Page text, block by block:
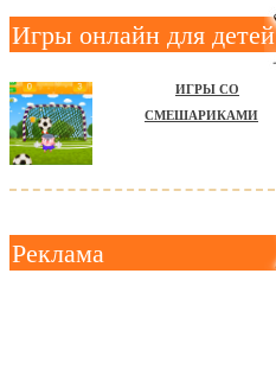
Игры онлайн для детей
ИГРЫ СО
СМЕШАРИКАМИ
Реклама